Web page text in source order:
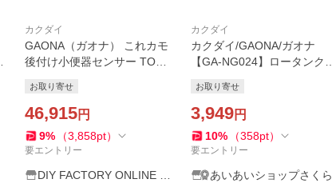
カクダイ
GAONA（ガオナ） これカモ
後付け小便器センサー TOTO
ネ 節水) GA-NE018 1個
お取り寄せ
46,915円
9% （3,858pt）
要エントリー
DIY FACTORY ONLINE S
カクダイ
カクダイ/GAONA/ガオナ
【GA-NG024】ロータンク排
TO用 32ミリ これエエやん
〔▽〕
お取り寄せ
3,949円
10% （358pt）
要エントリー
あいあいショップさくら